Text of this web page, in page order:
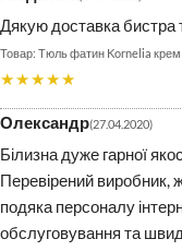
Дякую доставка бистра
Тюль фатин Kornelia крем
★★★★★
Олександр 27.04.2020
Білизна дуже гарної
Перевірений виробник,
подяка персоналу
обслуговування та